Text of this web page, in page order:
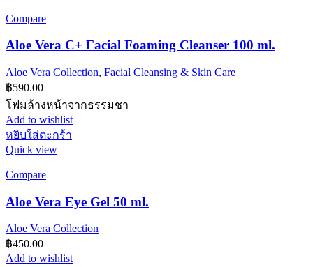
Compare
Aloe Vera C+ Facial Foaming Cleanser 100 ml.
Aloe Vera Collection, Facial Cleansing & Skin Care
฿590.00
โฟมล้างหน้าจากธรรมชา
Add to wishlist
หยิบใส่ตะกร้า
Quick view
Compare
Aloe Vera Eye Gel 50 ml.
Aloe Vera Collection
฿450.00
Add to wishlist